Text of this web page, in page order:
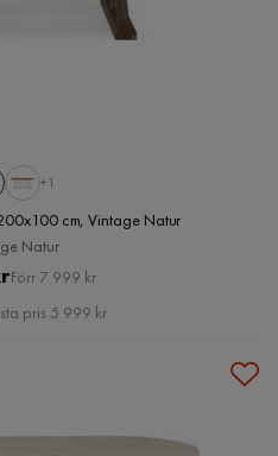
+1
cm, Vintage Natur
Natur
Pris
Original
Pris
Förr 7 999 kr
pris 5 999 kr